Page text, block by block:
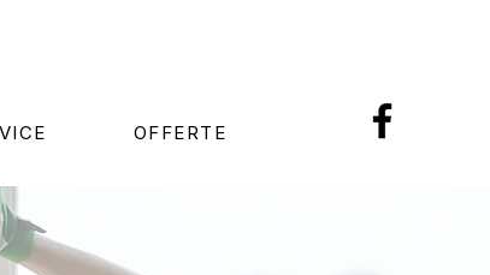
OFFERTE